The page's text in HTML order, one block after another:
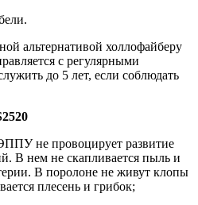
альтернативой холлофайберу
с регулярными
до 5 лет, если соблюдать
не провоцирует развитие
В нем не скапливается пыль и
В поролоне не живут клопы
плесень и грибок;